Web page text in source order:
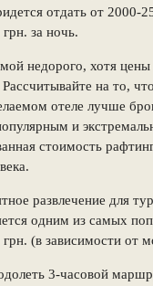
отдать от
за ночь.
недорого, хотя
на то,
отеле лучше
и
стоимость
развлечение для
одним из самых
(в зависимости от
3-часовой